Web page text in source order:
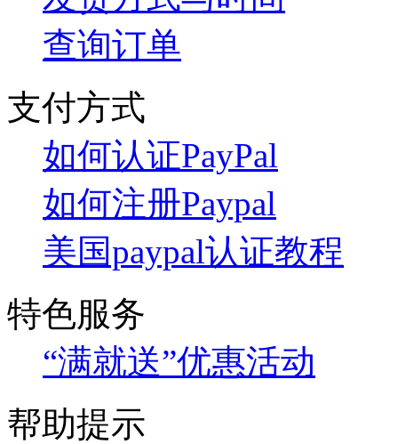
查询订单
支付方式
如何认证PayPal
如何注册Paypal
美国paypal认证教程
特色服务
“满就送”优惠活动
帮助提示